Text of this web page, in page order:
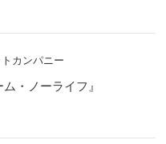
カンパニー
・ノーライフ』